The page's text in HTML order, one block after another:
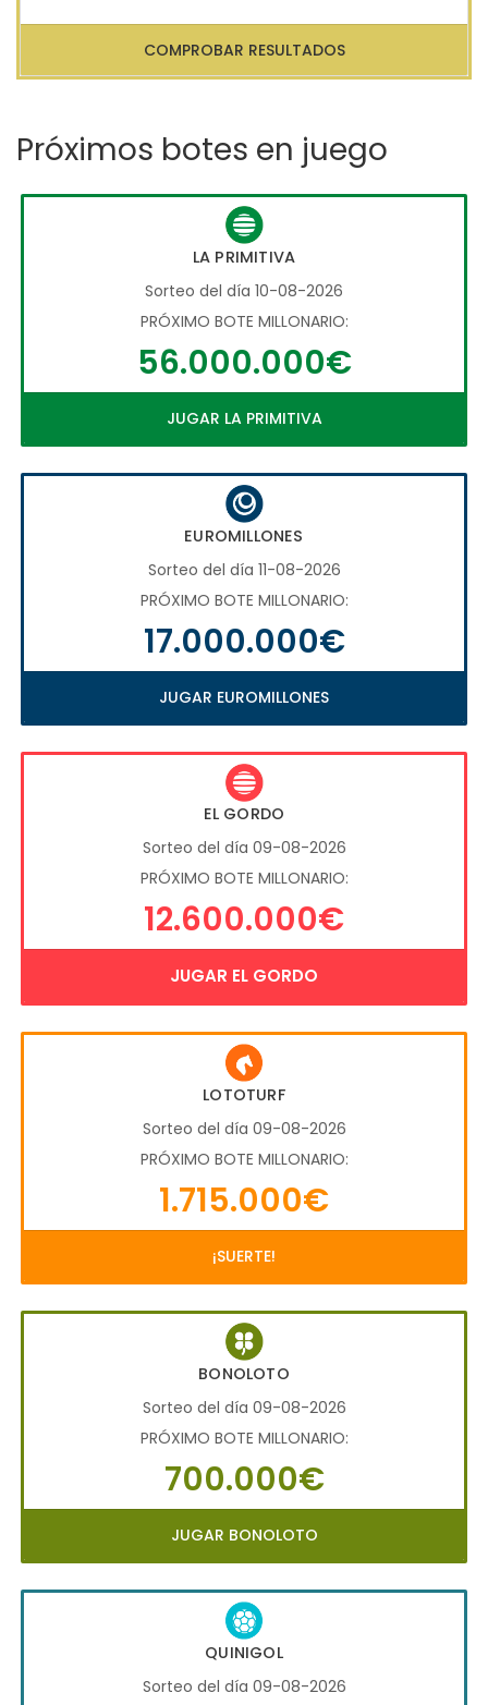
COMPROBAR RESULTADOS
Próximos botes en juego
LA PRIMITIVA
Sorteo del día 10-08-2026
PRÓXIMO BOTE MILLONARIO:
56.000.000€
JUGAR LA PRIMITIVA
EUROMILLONES
Sorteo del día 11-08-2026
PRÓXIMO BOTE MILLONARIO:
17.000.000€
JUGAR EUROMILLONES
EL GORDO
Sorteo del día 09-08-2026
PRÓXIMO BOTE MILLONARIO:
12.600.000€
JUGAR EL GORDO
LOTOTURF
Sorteo del día 09-08-2026
PRÓXIMO BOTE MILLONARIO:
1.715.000€
¡SUERTE!
BONOLOTO
Sorteo del día 09-08-2026
PRÓXIMO BOTE MILLONARIO:
700.000€
JUGAR BONOLOTO
QUINIGOL
Sorteo del día 09-08-2026